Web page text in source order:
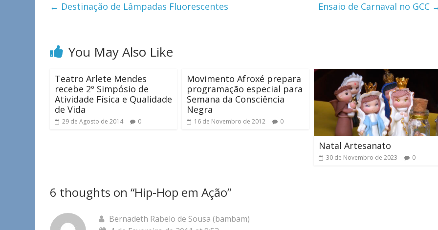
← Destinação de Lâmpadas Fluorescentes Ensaio de Carnaval no GCC
You May Also Like
Teatro Arlete Mendes
recebe 2º Simpósio de
Atividade Física e Qualidade
de Vida
29 de Agosto de 2014 0
Movimento Afroxé prepara
programação especial para
Semana da Consciência
Negra
16 de Novembro de 2012 0
Natal Artesanato
30 de Novembro de 2023 0
6 thoughts on “Hip-Hop em Ação”
Bernadeth Rabelo de Sousa (bambam)